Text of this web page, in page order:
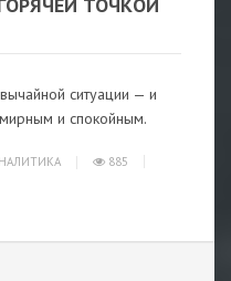
ТОЧКОЙ
ситуации — и
и спокойным.
885